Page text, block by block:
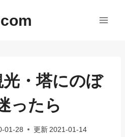
・塔にのぼ
ったら
01-28 更新 2021-01-14